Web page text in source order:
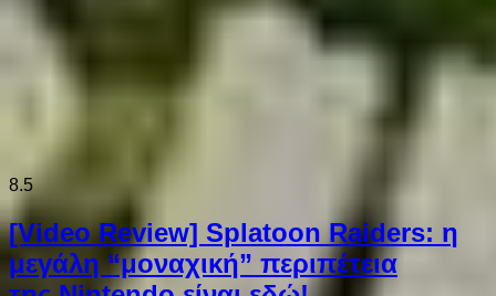
8.5
[Video Review] Splatoon Raiders: η
μεγάλη “μοναχική” περιπέτεια